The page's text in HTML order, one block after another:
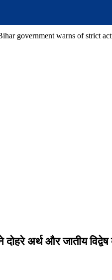
government warns of strict
दोहरे अर्थ और जातीय